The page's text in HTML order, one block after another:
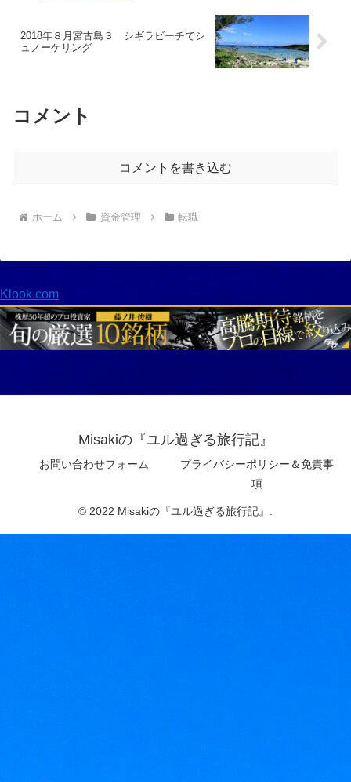
2018年８月宮古島３ シギラビーチでシ
ュノーケリング
コメント
コメントを書き込む
ホーム 資金管理 転職
Klook.com
Misakiの『ユル過ぎる旅行記』
お問い合わせフォーム
プライバシーポリシー＆免責事
項
© 2022 Misakiの『ユル過ぎる旅行記』.